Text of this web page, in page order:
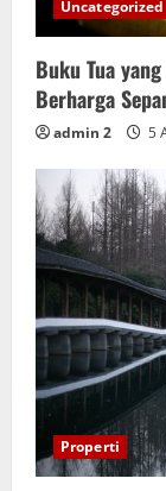
Uncategorized
Buku Tua
Berharga
admin 2 5
Properti